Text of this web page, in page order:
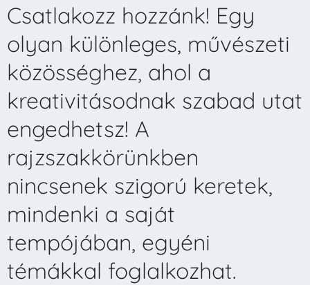
Csatlakozz hozzánk! Egy
olyan különleges, művészeti
közösséghez, ahol a
kreativitásodnak szabad utat
engedhetsz! A
rajzszakkörünkben
nincsenek szigorú keretek,
mindenki a saját
tempójában, egyéni
témákkal foglalkozhat.